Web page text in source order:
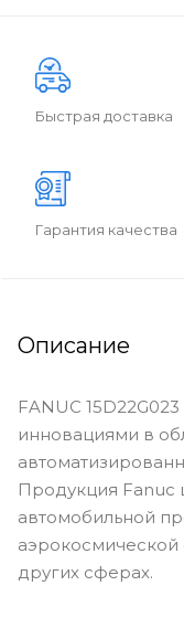
Быстрая доставка
Гарантия качества
Описание
FANUC
инновациями в
Продукция Fanuc
автомобильной
аэрокосмической
других сферах.